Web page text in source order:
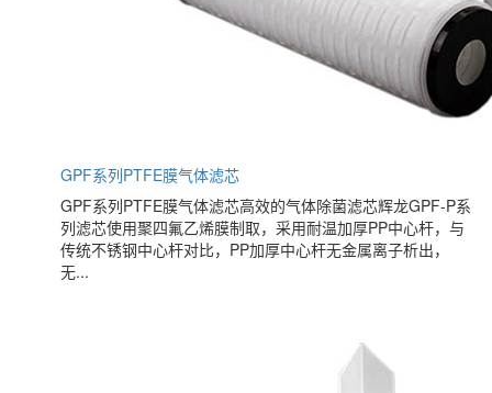
GPF系列PTFE膜气体滤芯
GPF系列PTFE膜气体滤芯高效的气体除菌滤芯辉龙GPF-P系
列滤芯使用聚四氟乙烯膜制取，采用耐温加厚PP中心杆，与
传统不锈钢中心杆对比，PP加厚中心杆无金属离子析出，
无...